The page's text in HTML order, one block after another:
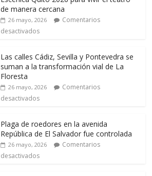
de manera cercana
26 mayo, 2026
Comentarios
desactivados
Las calles Cádiz, Sevilla y Pontevedra se
suman a la transformación vial de La
Floresta
26 mayo, 2026
Comentarios
desactivados
Plaga de roedores en la avenida
República de El Salvador fue controlada
26 mayo, 2026
Comentarios
desactivados